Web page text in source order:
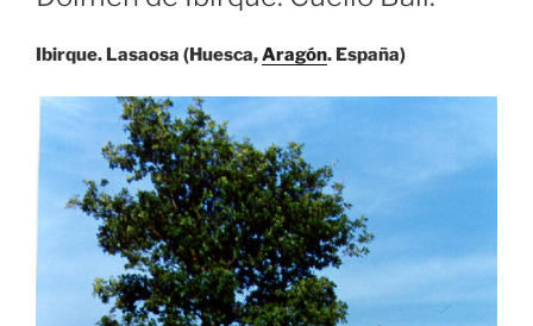
Ibirque. Lasaosa (Huesca,Aragón. España)